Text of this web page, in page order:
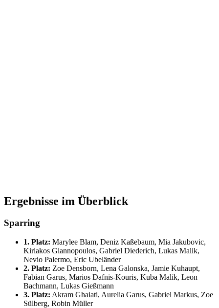
Ergebnisse im Überblick
Sparring
1. Platz: Marylee Blam, Deniz Kaßebaum, Mia Jakubovic,
Kiriakos Giannopoulos, Gabriel Diederich, Lukas Malik,
Nevio Palermo, Eric Ubeländer
2. Platz: Zoe Densborn, Lena Galonska, Jamie Kuhaupt,
Fabian Garus, Marios Dafnis-Kouris, Kuba Malik, Leon
Bachmann, Lukas Gießmann
3. Platz: Akram Ghaiati, Aurelia Garus, Gabriel Markus, Zoe
Sülberg, Robin Müller